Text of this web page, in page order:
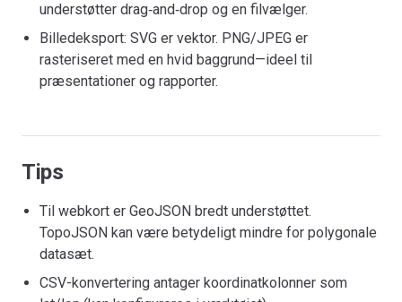
understøtter drag‑and‑drop og en filvælger.
Billedeksport: SVG er vektor. PNG/JPEG er
rasteriseret med en hvid baggrund—ideel til
præsentationer og rapporter.
Tips
Til webkort er GeoJSON bredt understøttet.
TopoJSON kan være betydeligt mindre for polygonale
datasæt.
CSV-konvertering antager koordinatkolonner som